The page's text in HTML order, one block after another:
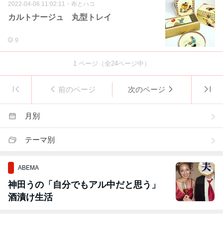
2022-04-06 11:02:11 ・ 布とハコ
カルトナージュ 丸型トレイ
9
1ページ（全24ページ中）
前のページ 次のページ
月別
テーマ別
ABEMA
神田うの「自分でもアル中だと思う」
酒漬け生活